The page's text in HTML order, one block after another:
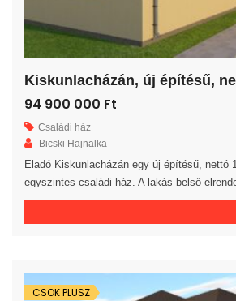
94 900 000 Ft
Családi ház
Bicski Hajnalka
Eladó Kiskunlacházán egy új építésű, nettó
egyszintes családi ház. A lakás belső
praktikus és kényelmes 3 hálószoba,
ingatlan 30-as […]
CSOK PLUSZ